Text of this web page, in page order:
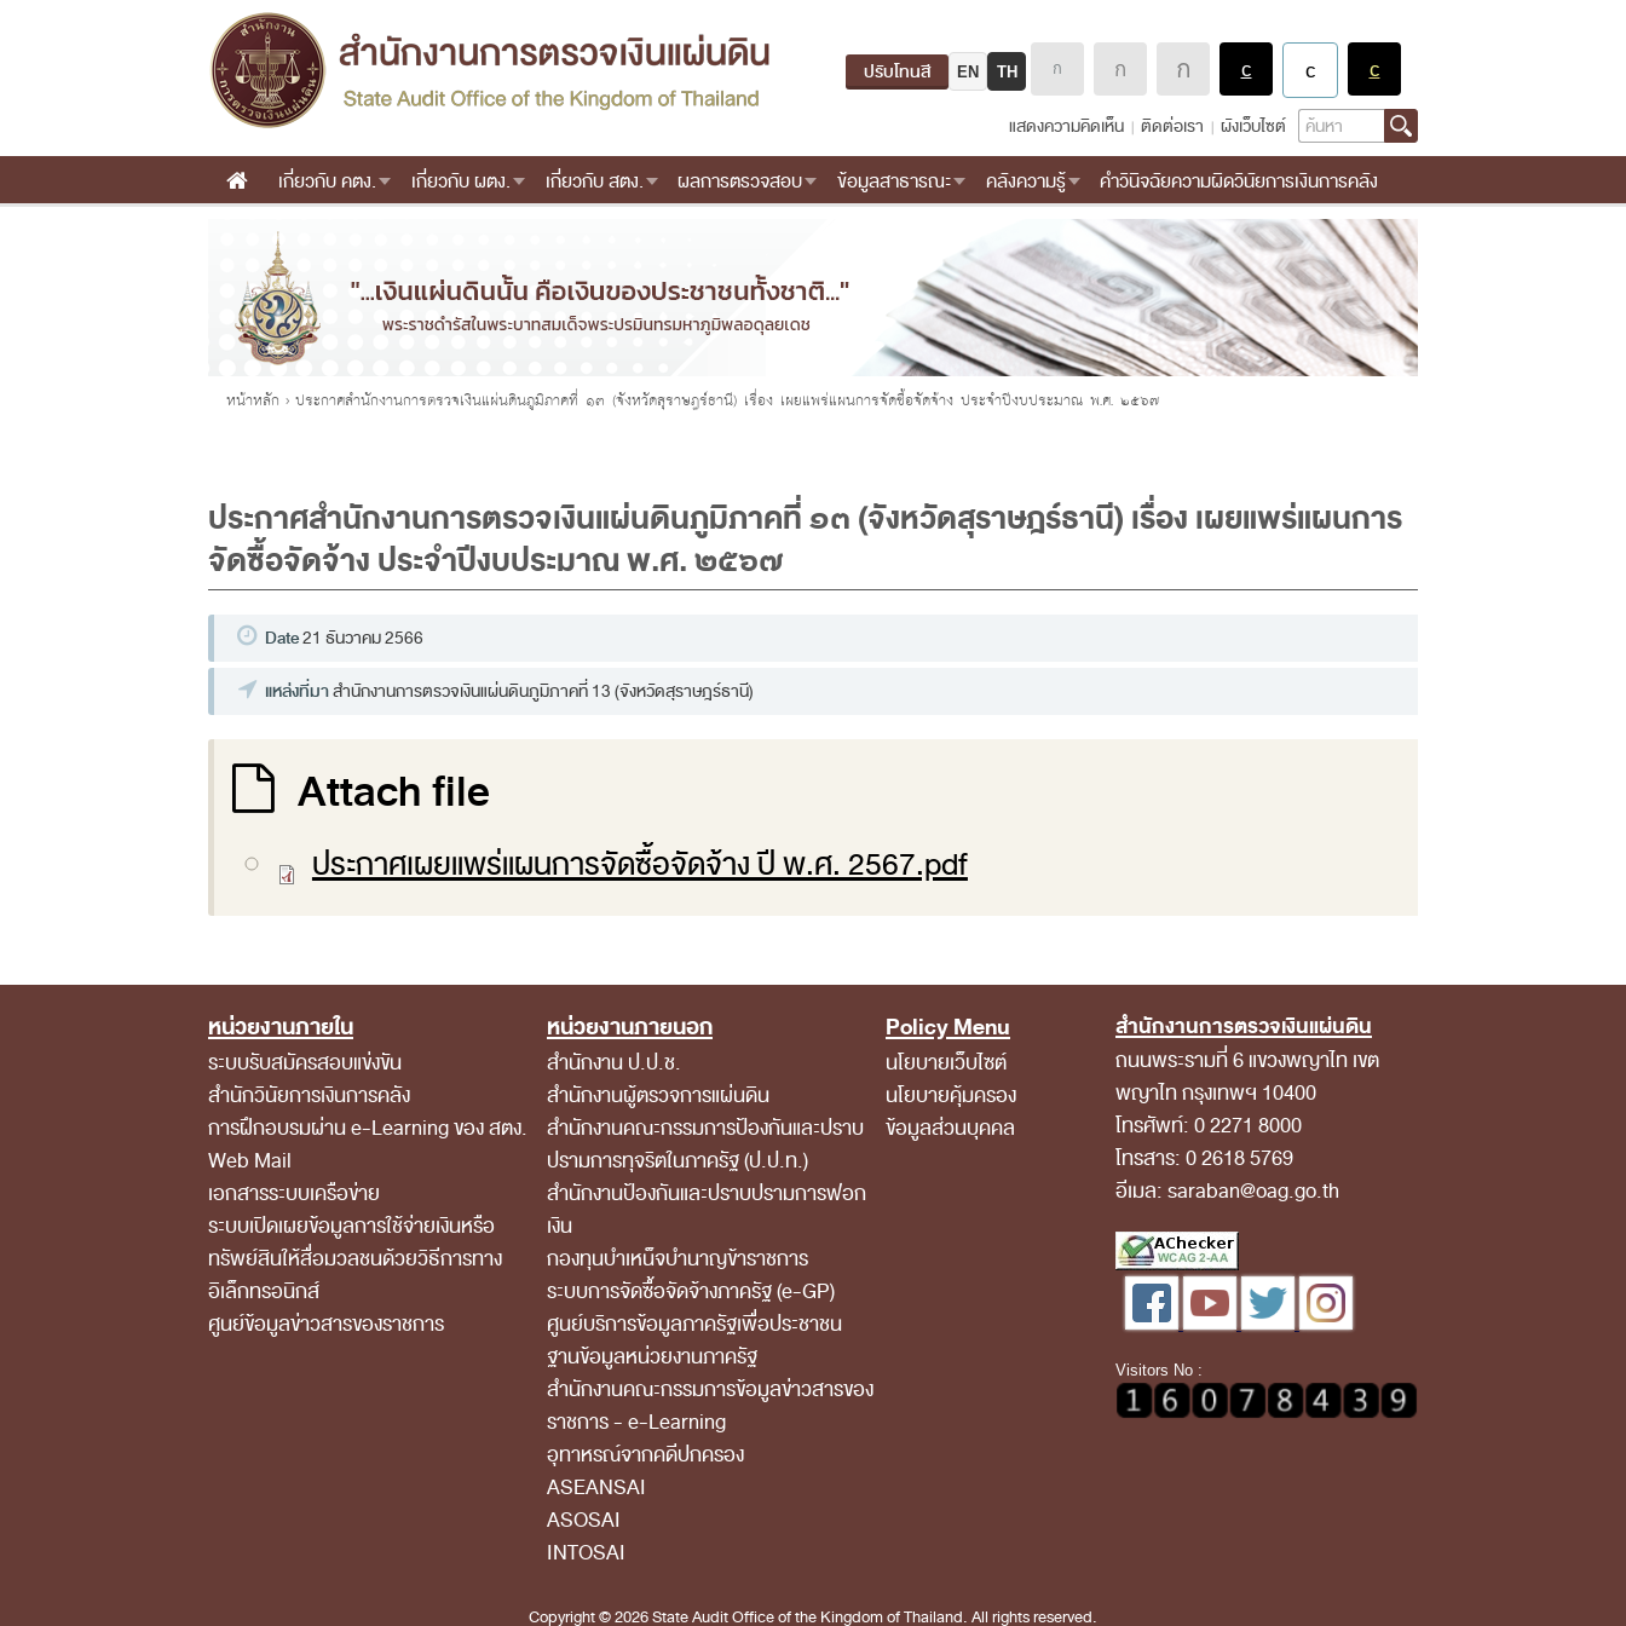
ปรับโทนสี EN TH
Search
แสดงความคิดเห็น ติดต่อเรา ผังเว็บไซต์
Main menu
เกี่ยวกับ คตง. เกี่ยวกับ ผตง. เกี่ยวกับ สตง. ผลการตรวจสอบ ข้อมูลสาธารณะ คลังความรู้ คำวินิจฉัยความผิดวินัยการเงินการคลัง
คุณอยู่ที่
หน้าหลัก › ประกาศสำนักงานการตรวจเงินแผ่นดินภูมิภาคที่ ๑๓ (จังหวัดสุราษฎร์ธานี) เรื่อง เผยแพร่แผนการจัดซื้อจัดจ้าง ประจำปีงบประมาณ พ.ศ. ๒๕๖๗
ประกาศสำนักงานการตรวจเงินแผ่นดินภูมิภาคที่ ๑๓ (จังหวัดสุราษฎร์ธานี) เรื่อง เผยแพร่แผนการ
จัดซื้อจัดจ้าง ประจำปีงบประมาณ พ.ศ. ๒๕๖๗
Date21 ธันวาคม 2566
แหล่งที่มาสำนักงานการตรวจเงินแผ่นดินภูมิภาคที่ 13 (จังหวัดสุราษฎร์ธานี)
Attach file
ประกาศเผยแพร่แผนการจัดซื้อจัดจ้าง ปี พ.ศ. 2567.pdf
Footer Menu
หน่วยงานภายใน
ระบบรับสมัครสอบแข่งขัน
สำนักวินัยการเงินการคลัง
การฝึกอบรมผ่าน e-Learning ของ สตง.
Web Mail
เอกสารระบบเครือข่าย
ระบบเปิดเผยข้อมูลการใช้จ่ายเงินหรือ
ทรัพย์สินให้สื่อมวลชนด้วยวิธีการทาง
อิเล็กทรอนิกส์
ศูนย์ข้อมูลข่าวสารของราชการ
หน่วยงานภายนอก
สำนักงาน ป.ป.ช.
สำนักงานผู้ตรวจการแผ่นดิน
สำนักงานคณะกรรมการป้องกันและปราบ
ปรามการทุจริตในภาครัฐ (ป.ป.ท.)
สำนักงานป้องกันและปราบปรามการฟอก
เงิน
กองทุนบำเหน็จบำนาญข้าราชการ
ระบบการจัดซื้อจัดจ้างภาครัฐ (e-GP)
ศูนย์บริการข้อมูลภาครัฐเพื่อประชาชน
ฐานข้อมูลหน่วยงานภาครัฐ
สํานักงานคณะกรรมการข้อมูลข่าวสารของ
ราชการ - e-Learning
อุทาหรณ์จากคดีปกครอง
ASEANSAI
ASOSAI
INTOSAI
Policy Menu
นโยบายเว็บไซต์
นโยบายคุ้มครอง
ข้อมูลส่วนบุคคล
สำนักงานการตรวจเงินแผ่นดิน
ถนนพระรามที่ 6 แขวงพญาไท เขต
พญาไท กรุงเทพฯ 10400
โทรศัพท์: 0 2271 8000
โทรสาร: 0 2618 5769
อีเมล: saraban@oag.go.th
Visitors No :
Copyright © 2026 State Audit Office of the Kingdom of Thailand. All rights reserved.